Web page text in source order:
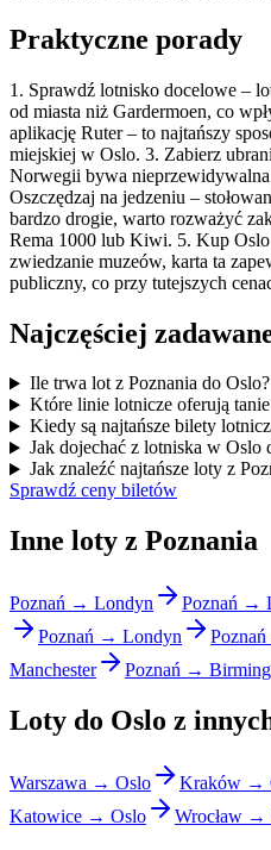
Praktyczne porady
1. Sprawdź lotnisko docelowe –
od miasta niż Gardermoen, co
aplikację Ruter – to najtańszy
miejskiej w Oslo. 3. Zabierz
Norwegii bywa
Oszczędzaj na jedzeniu –
bardzo drogie, warto rozważyć
Rema 1000 lub Kiwi. 5. Kup Oslo
zwiedzanie muzeów, karta ta
publiczny, co przy tutejszych
Najczęściej
Ile trwa lot z Poznania do Oslo?
Które linie lotnicze oferują
Kiedy są najtańsze bilety
Jak dojechać z lotniska w Oslo
Jak znaleźć najtańsze loty z
Sprawdź ceny biletów
Inne loty z Poznania
Poznań → Londyn Poznań →
Poznań → Londyn
Manchester
Poznań →
Loty do Oslo z
Warszawa → Oslo Kraków →
Katowice → Oslo
Wrocław →